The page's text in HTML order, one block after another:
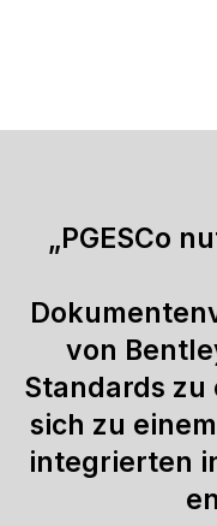
„PGESCo
von
Standards
sich zu
integrierten